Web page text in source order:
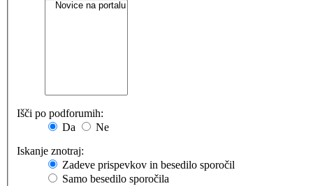
Išči po podforumih:
Da
Ne
Iskanje znotraj:
Zadeve prispevkov in besedilo sporočil
Samo besedilo sporočila